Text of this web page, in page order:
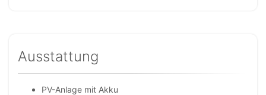
Ausstattung
PV-Anlage mit Akku